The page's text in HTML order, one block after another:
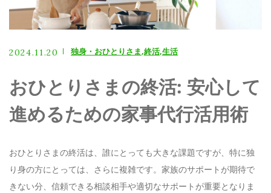
お電話でのお問い合わせ
080-3580-3248
メールでのご予約
CONTACT
2024.11.20 独身・おひとりさま 終活 生活
おひとりさまの終活: 安心して
進めるための家事代行活用術
おひとりさまの終活は、誰にとっても大きな課題ですが、特に独
り身の方にとっては、さらに複雑です。家族のサポートが期待で
きない分、信頼できる相談相手や適切なサポートが重要となりま